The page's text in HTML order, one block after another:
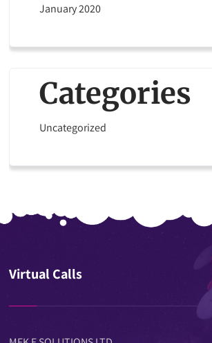
January 2020
Categories
Uncategorized
Virtual Calls